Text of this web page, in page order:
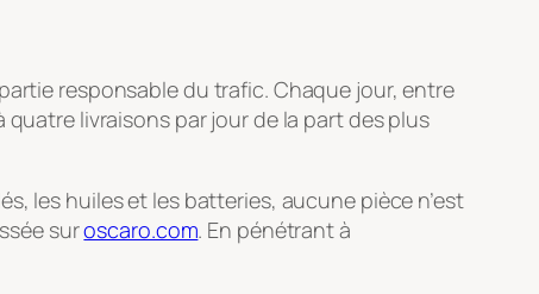
responsable du trafic. Chaque jour, entre
livraisons par jour de la part des plus
les huiles et les batteries, aucune pièce n’est
suroscaro.com. En pénétrant à